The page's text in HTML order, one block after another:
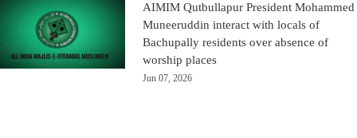
AIMIM Qutbullapur President Mohammed
Muneeruddin interact with locals of
Bachupally residents over absence of
worship places
Jun 07, 2026